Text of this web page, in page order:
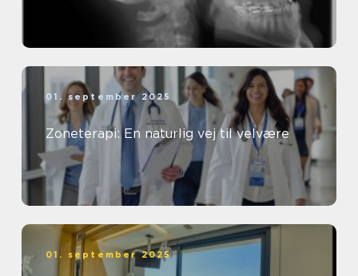
01. september 2025
Zoneterapi: En naturlig vej til velvære
01. september 2025